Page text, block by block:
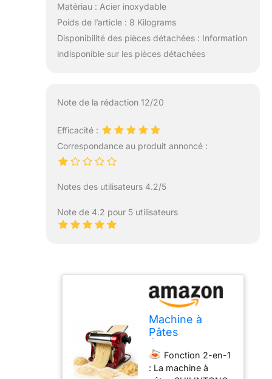
Matériau : Acier inoxydable
Poids de l’article : 8 Kilograms
Disponibilité des pièces détachées : Information
indisponible sur les pièces détachées
Note de la rédaction 12/20
Efficacité :
Correspondance au produit annoncé :
Notes des utilisateurs 4.2/5
Note de 4.2 pour 5 utilisateurs
Machine à
Pâtes
Rouleau à
Pâtes et Double
Fonction 2-en-1
: La machine à